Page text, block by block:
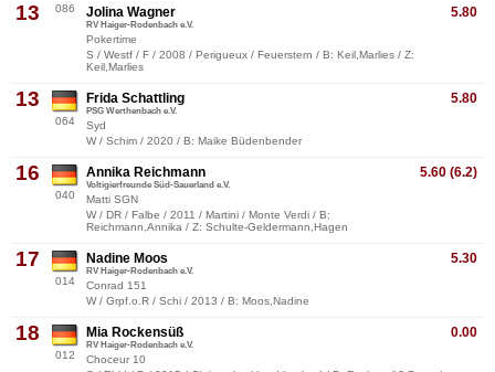
13 086 5.80
Jolina Wagner
RV Haiger-Rodenbach e.V.
Pokertime
S / Westf / F / 2008 / Perigueux / Feuerstern / B: Keil,Marlies / Z:
Keil,Marlies
13
064
5.80
Frida Schattling
PSG Werthenbach e.V.
Syd
W / Schim / 2020 / B: Maike Büdenbender
16
040
5.60 (6.2)
Annika Reichmann
Voltigierfreunde Süd-Sauerland e.V.
Matti SGN
W / DR / Falbe / 2011 / Martini / Monte Verdi / B:
Reichmann,Annika / Z: Schulte-Geldermann,Hagen
17
014
5.30
Nadine Moos
RV Haiger-Rodenbach e.V.
Conrad 151
W / Grpf.o.R / Schi / 2013 / B: Moos,Nadine
18
012
0.00
Mia Rockensüß
RV Haiger-Rodenbach e.V.
Choceur 10